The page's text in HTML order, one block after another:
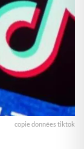
copie données tiktok